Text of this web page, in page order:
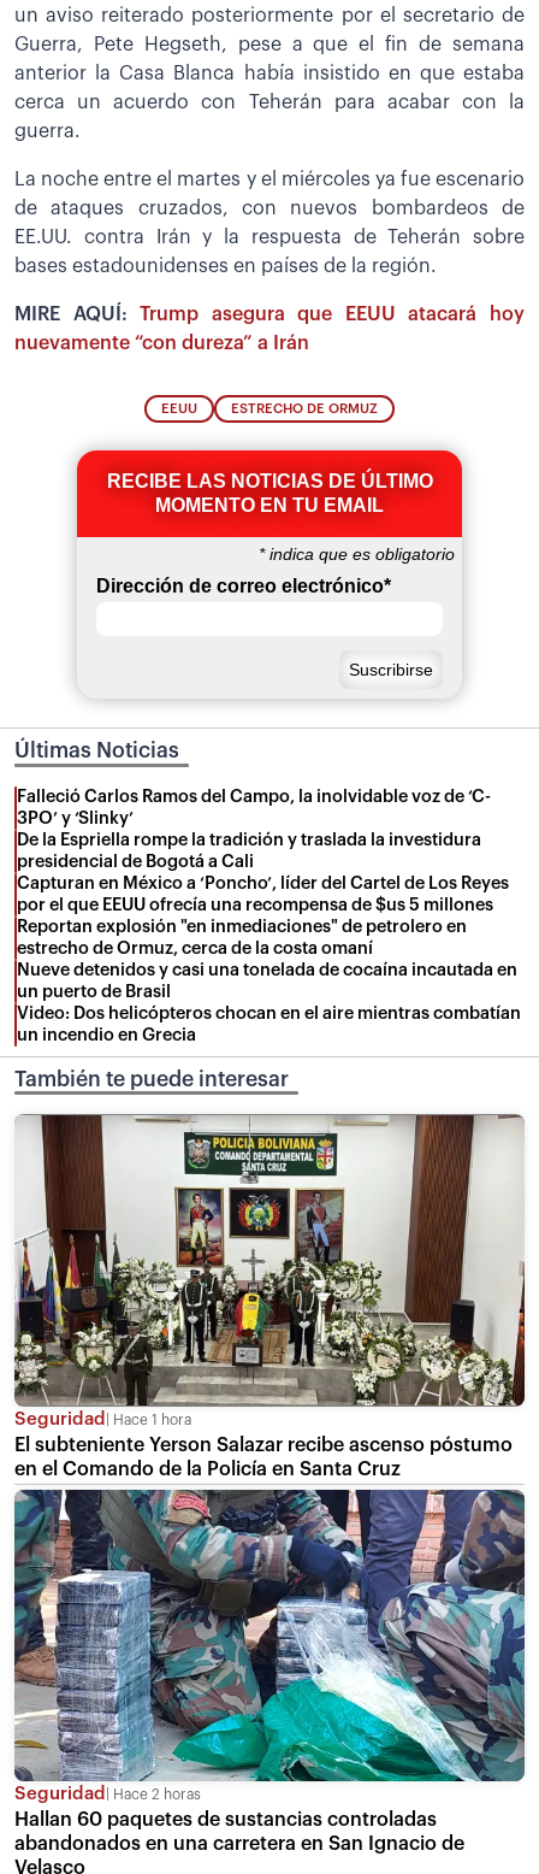
un aviso reiterado posteriormente por el secretario de
Guerra, Pete Hegseth, pese a que el fin de semana
anterior la Casa Blanca había insistido en que estaba
cerca un acuerdo con Teherán para acabar con la
guerra.
La noche entre el martes y el miércoles ya fue escenario
de ataques cruzados, con nuevos bombardeos de
EE.UU. contra Irán y la respuesta de Teherán sobre
bases estadounidenses en países de la región.
MIRE AQUÍ:Trump asegura que EEUU atacará hoy
nuevamente “con dureza” a Irán
EEUU ESTRECHO DE ORMUZ
RECIBE LAS NOTICIAS DE ÚLTIMO
MOMENTO EN TU EMAIL
*indica que es obligatorio
Dirección de correo electrónico*
Últimas Noticias
Falleció Carlos Ramos del Campo, la inolvidable voz de ‘C-
3PO’ y ‘Slinky’
De la Espriella rompe la tradición y traslada la investidura
presidencial de Bogotá a Cali
Capturan en México a ‘Poncho’, líder del Cartel de Los Reyes
por el que EEUU ofrecía una recompensa de $us 5 millones
Reportan explosión "en inmediaciones" de petrolero en
estrecho de Ormuz, cerca de la costa omaní
Nueve detenidos y casi una tonelada de cocaína incautada en
un puerto de Brasil
Video: Dos helicópteros chocan en el aire mientras combatían
un incendio en Grecia
También te puede interesar
Seguridad Hace 1 hora
El subteniente Yerson Salazar recibe ascenso póstumo
en el Comando de la Policía en Santa Cruz
Seguridad Hace 2 horas
Hallan 60 paquetes de sustancias controladas
abandonados en una carretera en San Ignacio de
Velasco